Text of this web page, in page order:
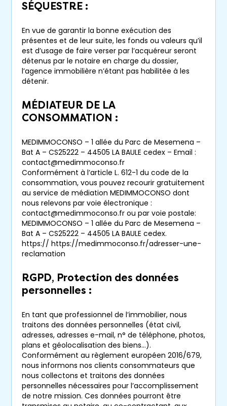
SÉQUESTRE :
En vue de garantir la bonne exécution des
présentes et de leur suite, les fonds ou valeurs qu’il
est d’usage de faire verser par l’acquéreur seront
détenus par le notaire en charge du dossier,
l’agence immobilière n’étant pas habilitée à les
détenir.
MÉDIATEUR DE LA
CONSOMMATION :
MEDIMMOCONSO – 1 allée du Parc de Mesemena –
Bat A – CS25222 – 44505 LA BAULE cedex – Email :
contact@medimmoconso.fr
Conformément à l’article L. 612-1 du code de la
consommation, vous pouvez recourir gratuitement
au service de médiation MEDIMMOCONSO dont
nous relevons par voie électronique :
contact@medimmoconso.fr ou par voie postale:
MEDIMMOCONSO – 1 allée du Parc de Mesemena –
Bat A – CS25222 – 44505 LA BAULE cedex.
https:// https://medimmoconso.fr/adresser-une-
reclamation
RGPD, Protection des données
personnelles :
En tant que professionnel de l’immobilier, nous
traitons des données personnelles (état civil,
adresses, adresses e-mail, n° de téléphone, photos,
plans et géolocalisation des biens…).
Conformément au règlement européen 2016/679,
nous informons nos clients consommateurs que
nous collectons et traitons des données
personnelles nécessaires pour l’accomplissement
de notre mission. Ces données pourront être